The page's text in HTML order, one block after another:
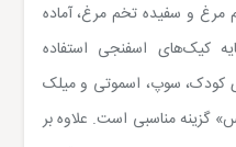
مرغ و سفیده‌ تخم ‌مرغ، آماده
کیک‌های اسفنجی استفاده
کودک، سوپ، اسموتی و میلک‌
گزینه مناسبی است. علاوه بر